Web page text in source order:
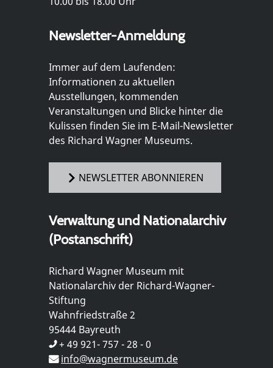
Newsletter-Anmeldung
Immer auf dem Laufenden:
Informationen zu aktuellen
Ausstellungen, kommenden
Veranstaltungen und Blicke hinter die
Kulissen finden Sie im E-Mail-Newsletter
des Richard Wagner Museums.
NEWSLETTER ABONNIEREN
Verwaltung und Nationalarchiv
(Postanschrift)
Richard Wagner Museum mit
Nationalarchiv der Richard-Wagner-
Stiftung
Wahnfriedstraße 2
95444 Bayreuth
+ 49 921- 757 - 28 - 0
info@wagnermuseum.de